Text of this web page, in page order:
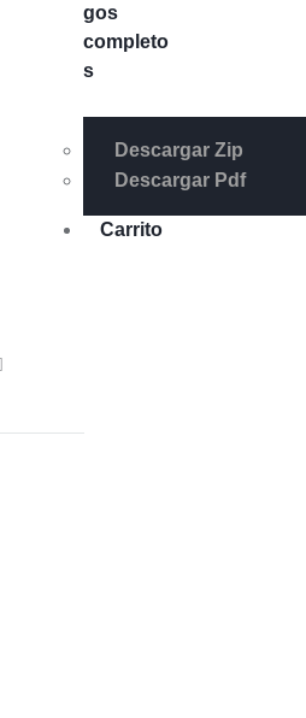
gos
completo
s
Descargar Zip
Descargar Pdf
Carrito